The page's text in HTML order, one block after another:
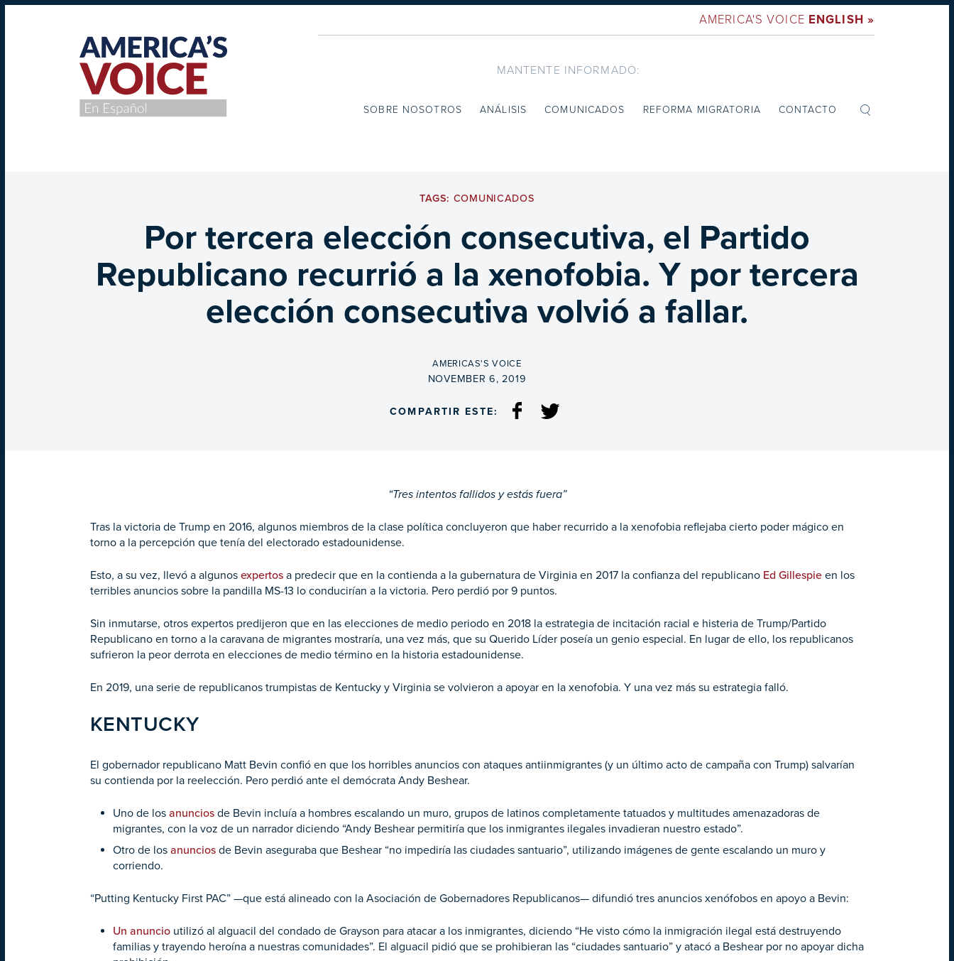
AMERICA'S VOICE ENGLISH »
MANTENTE INFORMADO:
SOBRE NOSOTROS ANÁLISIS COMUNICADOS REFORMA MIGRATORIA CONTACTO
TAGS: COMUNICADOS
Por tercera elección consecutiva, el Partido
Republicano recurrió a la xenofobia. Y por tercera
elección consecutiva volvió a fallar.
BY
AMERICAS'S VOICE
ON
NOVEMBER 6, 2019
COMPARTIR ESTE:
“Tres intentos fallidos y estás fuera”
Tras la victoria de Trump en 2016, algunos miembros de la clase política concluyeron que haber recurrido a la xenofobia reflejaba cierto poder mágico en
torno a la percepción que tenía del electorado estadounidense.
Esto, a su vez, llevó a algunos expertos a predecir que en la contienda a la gubernatura de Virginia en 2017 la confianza del republicano Ed Gillespie en los
terribles anuncios sobre la pandilla MS-13 lo conducirían a la victoria. Pero perdió por 9 puntos.
Sin inmutarse, otros expertos predijeron que en las elecciones de medio periodo en 2018 la estrategia de incitación racial e histeria de Trump/Partido
Republicano en torno a la caravana de migrantes mostraría, una vez más, que su Querido Líder poseía un genio especial. En lugar de ello, los republicanos
sufrieron la peor derrota en elecciones de medio término en la historia estadounidense.
En 2019, una serie de republicanos trumpistas de Kentucky y Virginia se volvieron a apoyar en la xenofobia. Y una vez más su estrategia falló.
KENTUCKY
El gobernador republicano Matt Bevin confió en que los horribles anuncios con ataques antiinmigrantes (y un último acto de campaña con Trump) salvarían
su contienda por la reelección. Pero perdió ante el demócrata Andy Beshear.
Uno de los anuncios de Bevin incluía a hombres escalando un muro, grupos de latinos completamente tatuados y multitudes amenazadoras de
migrantes, con la voz de un narrador diciendo “Andy Beshear permitiría que los inmigrantes ilegales invadieran nuestro estado”.
Otro de los anuncios de Bevin aseguraba que Beshear “no impediría las ciudades santuario”, utilizando imágenes de gente escalando un muro y
corriendo.
“Putting Kentucky First PAC” —que está alineado con la Asociación de Gobernadores Republicanos— difundió tres anuncios xenófobos en apoyo a Bevin:
Un anuncio utilizó al alguacil del condado de Grayson para atacar a los inmigrantes, diciendo “He visto cómo la inmigración ilegal está destruyendo
familias y trayendo heroína a nuestras comunidades”. El alguacil pidió que se prohibieran las “ciudades santuario” y atacó a Beshear por no apoyar dicha